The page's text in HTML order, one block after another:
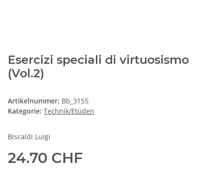
Esercizi speciali di virtuosismo
(Vol.2)
Artikelnummer: Bb_3155
Kategorie: Technik/Etüden
Biscaldi Luigi
24.70 CHF